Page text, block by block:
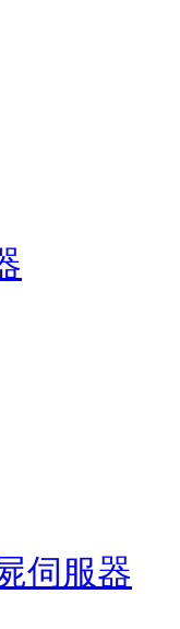
伺服器